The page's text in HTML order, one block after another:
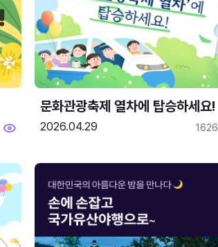
문화관광축제 열차에 탑승하세요!
2026.04.29 1626